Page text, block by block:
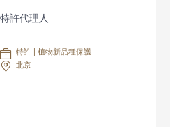
特許代理人
特許 | 植物新品種保護
北京